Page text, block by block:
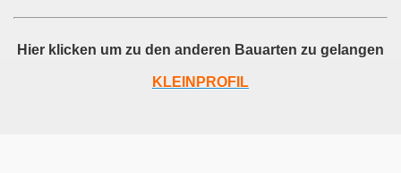
Hier klicken um zu den anderen Bauarten zu gelangen
KLEINPROFIL